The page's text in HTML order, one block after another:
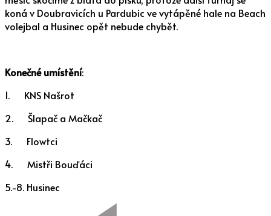
koná v Doubravicích u Pardubic ve vytápěné hale na Beach
volejbal a Husinec opět nebude chybět.
Konečné umístění:
1. KNS Našrot
2. Šlapač a Mačkač
3. Flowtci
4. Mistři Bouďáci
5.-8. Husinec